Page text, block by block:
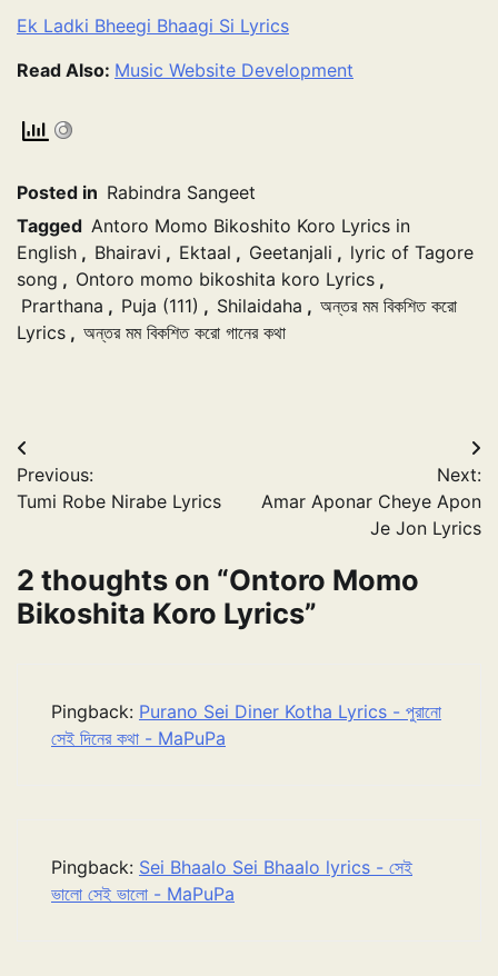
Ek Ladki Bheegi Bhaagi Si Lyrics
Read Also: Music Website Development
Posted in Rabindra Sangeet
Tagged Antoro Momo Bikoshito Koro Lyrics in
English , Bhairavi , Ektaal , Geetanjali , lyric of Tagore
song , Ontoro momo bikoshita koro Lyrics ,
Prarthana , Puja (111) , Shilaidaha , অন্তর মম বিকশিত করো
Lyrics , অন্তর মম বিকশিত করো গানের কথা
Post
navigation
Previous:
Tumi Robe Nirabe Lyrics
Next:
Amar Aponar Cheye Apon
Je Jon Lyrics
2 thoughts on “Ontoro Momo
Bikoshita Koro Lyrics”
Pingback: Purano Sei Diner Kotha Lyrics - পুরানো
সেই দিনের কথা - MaPuPa
Pingback: Sei Bhaalo Sei Bhaalo lyrics - সেই
ভালো সেই ভালো - MaPuPa